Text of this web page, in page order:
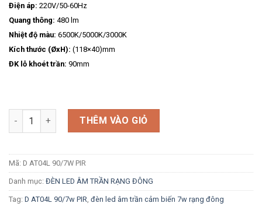
Điện áp: 220V/50-60Hz
Quang thông: 480 lm
Nhiệt độ màu: 6500K/5000K/3000K
Kích thước (ØxH): (118×40)mm
ĐK lỗ khoét trần: 90mm
Số lượng THÊM VÀO GIỎ
Mã: D AT04L 90/7W PIR
Danh mục: ĐÈN LED ÂM TRẦN RẠNG ĐÔNG
Tag: D AT04L 90/7w PIR, đèn led âm trần cảm biến 7w rạng đông